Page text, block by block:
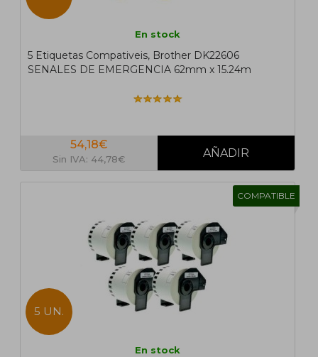
En stock
5 Etiquetas Compativeis, Brother DK22606
SENALES DE EMERGENCIA 62mm x 15.24m
54,18€
Sin IVA: 44,78€
COMPATIBLE
5 UN.
En stock